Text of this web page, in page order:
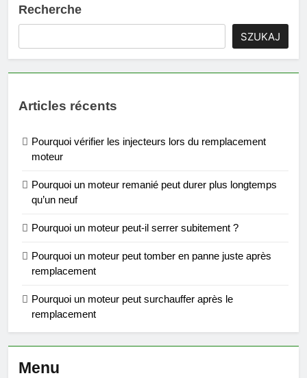
Recherche
SZUKAJ
Articles récents
Pourquoi vérifier les injecteurs lors du remplacement
moteur
Pourquoi un moteur remanié peut durer plus longtemps
qu’un neuf
Pourquoi un moteur peut-il serrer subitement ?
Pourquoi un moteur peut tomber en panne juste après
remplacement
Pourquoi un moteur peut surchauffer après le
remplacement
Menu